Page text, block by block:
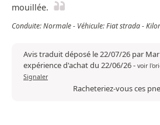
mouillée.
Conduite: Normale - Véhicule: Fiat strada -
Avis traduit déposé le 22/07/26 par
expérience d'achat du 22/06/26- voir
Signaler
Racheteriez-vous ces